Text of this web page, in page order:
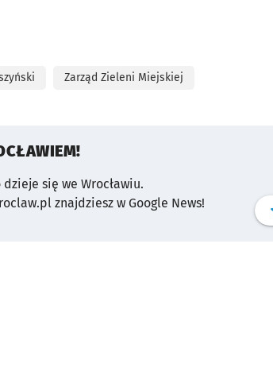
Zarząd Zieleni Miejskiej
się we Wrocławiu.
znajdziesz w Google News!